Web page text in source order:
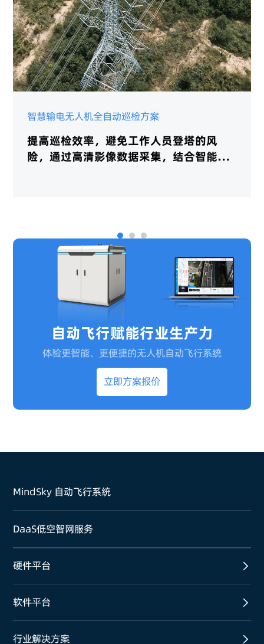
智慧输电无人机全自动巡检方案
提高巡检效率，避免工作人员登塔的风
险，通过高清影像数据采集，结合智能数
自动飞行赋能行业生产力
体验更智能、更便捷的无人机自动飞行系统
立即方案报价
MindSky 自动飞行系统
DaaS低空智网服务
硬件平台
软件平台
行业解决方案